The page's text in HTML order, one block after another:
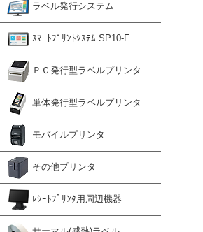
ラベル発行システム
ｽﾏｰﾄﾌﾟﾘﾝﾄｼｽﾃﾑ SP10-F
ＰＣ発行型ラベルプリンタ
単体発行型ラベルプリンタ
モバイルプリンタ
その他プリンタ
ﾚｼｰﾄﾌﾟﾘﾝﾀ用周辺機器